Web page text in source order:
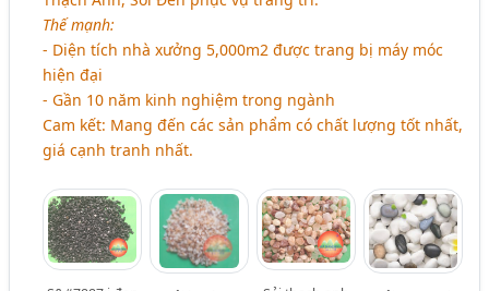
Thế mạnh:
- Diện tích nhà xưởng 5,000m2 được trang bị máy móc
hiện đại
- Gần 10 năm kinh nghiệm trong ngành
Cam kết: Mang đến các sản phẩm có chất lượng tốt nhất,
giá cạnh tranh nhất.